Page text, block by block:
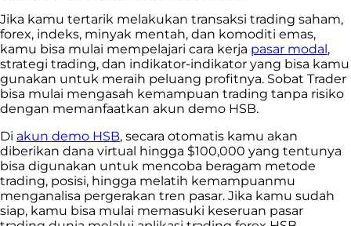
Jika kamu tertarik melakukan transaksi trading saham,
forex, indeks, minyak mentah, dan komoditi emas,
kamu bisa mulai mempelajari cara kerja pasar modal,
strategi trading, dan indikator-indikator yang bisa kamu
gunakan untuk meraih peluang profitnya. Sobat Trader
bisa mulai mengasah kemampuan trading tanpa risiko
dengan memanfaatkan akun demo HSB.
Di akun demo HSB, secara otomatis kamu akan
diberikan dana virtual hingga $100,000 yang tentunya
bisa digunakan untuk mencoba beragam metode
trading, posisi, hingga melatih kemampuanmu
menganalisa pergerakan tren pasar. Jika kamu sudah
siap, kamu bisa mulai memasuki keseruan pasar